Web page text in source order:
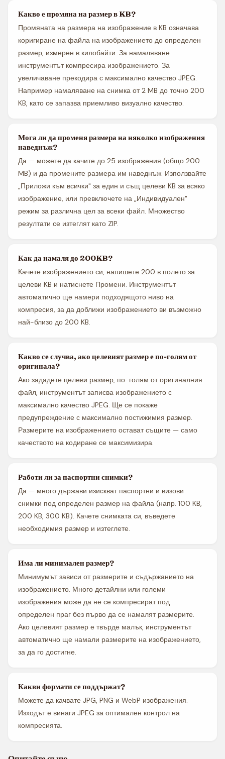
Какво е промяна на размер в KB?
Промяната на размера на изображение в KB означава
коригиране на файла на изображението до определен
размер, измерен в килобайти. За намаляване
инструментът компресира изображението. За
увеличаване прекодира с максимално качество JPEG.
Например намаляване на снимка от 2 MB до точно 200
KB, като се запазва приемливо визуално качество.
Мога ли да променя размера на няколко изображения
наведнъж?
Да — можете да качите до 25 изображения (общо 200
MB) и да промените размера им наведнъж. Използвайте
„Приложи към всички" за един и същ целеви KB за всяко
изображение, или превключете на „Индивидуален"
режим за различна цел за всеки файл. Множество
резултати се изтеглят като ZIP.
Как да намаля до 200KB?
Качете изображението си, напишете 200 в полето за
целеви KB и натиснете Промени. Инструментът
автоматично ще намери подходящото ниво на
компресия, за да доближи изображението ви възможно
най-близо до 200 KB.
Какво се случва, ако целевият размер е по-голям от
оригинала?
Ако зададете целеви размер, по-голям от оригиналния
файл, инструментът записва изображението с
максимално качество JPEG. Ще се покаже
предупреждение с максимално постижимия размер.
Размерите на изображението остават същите — само
качеството на кодиране се максимизира.
Работи ли за паспортни снимки?
Да — много държави изискват паспортни и визови
снимки под определен размер на файла (напр. 100 KB,
200 KB, 300 KB). Качете снимката си, въведете
необходимия размер и изтеглете.
Има ли минимален размер?
Минимумът зависи от размерите и съдържанието на
изображението. Много детайлни или големи
изображения може да не се компресират под
определен праг без първо да се намалят размерите.
Ако целевият размер е твърде малък, инструментът
автоматично ще намали размерите на изображението,
за да го достигне.
Какви формати се поддържат?
Можете да качвате JPG, PNG и WebP изображения.
Изходът е винаги JPEG за оптимален контрол на
компресията.